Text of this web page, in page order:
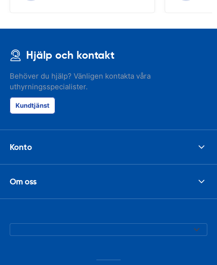
Hjälp och kontakt
Behöver du hjälp? Vänligen kontakta våra
uthyrningsspecialister.
Kundtjänst
Konto
Om oss